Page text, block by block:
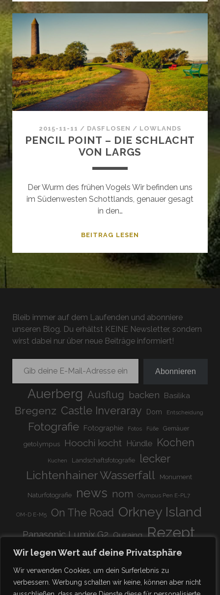
Wir legen Wert auf deine Privatsphäre
Wir verwenden Cookies, um dein Surferlebnis zu
verbessern. Werbung schalten wir keine, können aber nicht
CASTLE
TIORAM
2015-11-11 / DASFLOSEN / LOWLANDS
PENCIL POINT – DIE SCHLACHT
VON LARGS
Der Wurm des frühen Vogels Wir befinden uns
im Südenwesten Schottlands, genauer gesagt
in den…
BEITRAG LESEN
DIE
SCHLACHT
Bleib immer auf dem Laufenden und abonniere
unseren Blog. Du erhältst KEINE Newsletter, sondern
wirst dabei nur über neue Beiträge informiert!
Gib deine E-Mail-Adresse ein ...
Abonnieren
Auerberg Ausflug backen Basilika
Bregenz Castle Inveraray Dom Entscheidung
Fotografie Fotographie Fotos Füße Gemäuer
getolympus Hoochi kocht Hündle Kochen
Kuchen Landschaftsfotografie lecker
Lichtenhainer Wasserfall Monument
Naturfotografie news nom Olympus Pen E-PL7
OM-D E-M5 On The Road Orkney Island
Panasonic Lumix G2 Quiraing Rezept
Rundreise schnell & einfach Scotland
Stadion super lecker Systemkamera
vegetarisch Viadukt weitnau woooohoooo!!!!